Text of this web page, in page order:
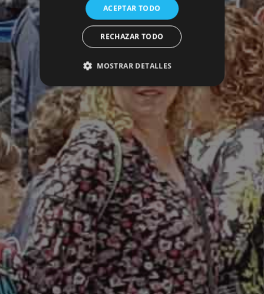
ACEPTAR TODO
RECHAZAR TODO
MOSTRAR DETALLES